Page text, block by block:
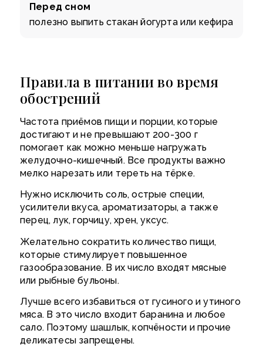
Перед сном
полезно выпить стакан йогурта или кефира
Правила в питании во время
обострений
Частота приёмов пищи и порции, которые
достигают и не превышают 200-300 г
помогает как можно меньше нагружать
желудочно-кишечный. Все продукты важно
мелко нарезать или тереть на тёрке.
Нужно исключить соль, острые специи,
усилители вкуса, ароматизаторы, а также
перец, лук, горчицу, хрен, уксус.
Желательно сократить количество пищи,
которые стимулирует повышенное
газообразование. В их число входят мясные
или рыбные бульоны.
Лучше всего избавиться от гусиного и утиного
мяса. В это число входит баранина и любое
сало. Поэтому шашлык, копчёности и прочие
деликатесы запрещены.